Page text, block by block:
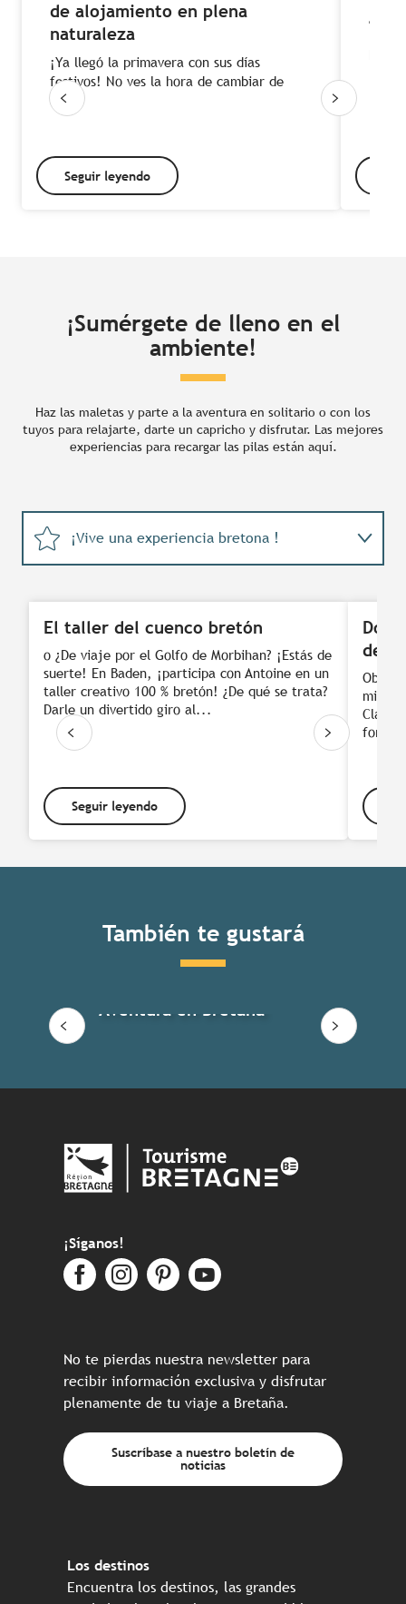
de alojamiento en plena
naturaleza
¡Ya llegó la primavera con sus días
festivos! No ves la hora de cambiar de
aires.
Seguir leyendo
¡Sumérgete de lleno en el
ambiente!
Haz las maletas y parte a la aventura en solitario o con los
tuyos para relajarte, darte un capricho y disfrutar. Las mejores
experiencias para recargar las pilas están aquí.
¡Vive una experiencia bretona !
El taller del cuenco bretón
o ¿De viaje por el Golfo de Morbihan? ¡Estás de
suerte! En Baden, ¡participa con Antoine en un
taller creativo 100 % bretón! ¿De qué se trata?
Darle un divertido giro al...
Seguir leyendo
deja
miel…
Claire
forma
También te gustará
Aventura en Bretaña
¡Síganos!
No te pierdas nuestra newsletter para
recibir información exclusiva y disfrutar
plenamente de tu viaje a Bretaña.
Suscríbase a nuestro boletín de
noticias
Los destinos
Encuentra los destinos, las grandes